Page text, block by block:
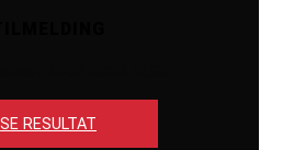
SE RESULTAT